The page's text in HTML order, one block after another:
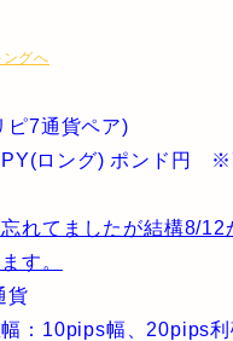
グへ
ピ7通貨ペア)
ロング) ポンド円
れてましたが結構8/12
す。
貨
幅：10pips幅、20pips利